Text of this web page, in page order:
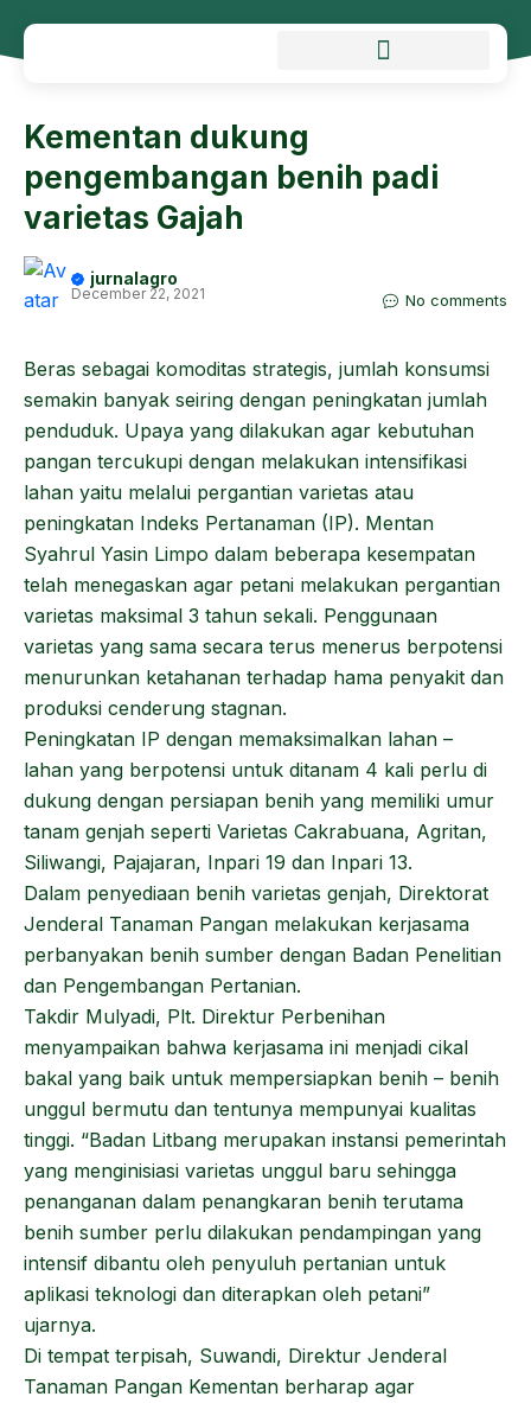
Kementan dukung
pengembangan benih padi
varietas Gajah
jurnalagro
December 22, 2021 No comments
Beras sebagai komoditas strategis, jumlah konsumsi
semakin banyak seiring dengan peningkatan jumlah
penduduk. Upaya yang dilakukan agar kebutuhan
pangan tercukupi dengan melakukan intensifikasi
lahan yaitu melalui pergantian varietas atau
peningkatan Indeks Pertanaman (IP). Mentan
Syahrul Yasin Limpo dalam beberapa kesempatan
telah menegaskan agar petani melakukan pergantian
varietas maksimal 3 tahun sekali. Penggunaan
varietas yang sama secara terus menerus berpotensi
menurunkan ketahanan terhadap hama penyakit dan
produksi cenderung stagnan.
Peningkatan IP dengan memaksimalkan lahan –
lahan yang berpotensi untuk ditanam 4 kali perlu di
dukung dengan persiapan benih yang memiliki umur
tanam genjah seperti Varietas Cakrabuana, Agritan,
Siliwangi, Pajajaran, Inpari 19 dan Inpari 13.
Dalam penyediaan benih varietas genjah, Direktorat
Jenderal Tanaman Pangan melakukan kerjasama
perbanyakan benih sumber dengan Badan Penelitian
dan Pengembangan Pertanian.
Takdir Mulyadi, Plt. Direktur Perbenihan
menyampaikan bahwa kerjasama ini menjadi cikal
bakal yang baik untuk mempersiapkan benih – benih
unggul bermutu dan tentunya mempunyai kualitas
tinggi. “Badan Litbang merupakan instansi pemerintah
yang menginisiasi varietas unggul baru sehingga
penanganan dalam penangkaran benih terutama
benih sumber perlu dilakukan pendampingan yang
intensif dibantu oleh penyuluh pertanian untuk
aplikasi teknologi dan diterapkan oleh petani”
ujarnya.
Di tempat terpisah, Suwandi, Direktur Jenderal
Tanaman Pangan Kementan berharap agar